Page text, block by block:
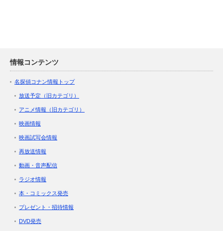
情報コンテンツ
名探偵コナン情報トップ
放送予定（旧カテゴリ）
アニメ情報（旧カテゴリ）
映画情報
映画試写会情報
再放送情報
動画・音声配信
ラジオ情報
本・コミックス発売
プレゼント・招待情報
DVD発売